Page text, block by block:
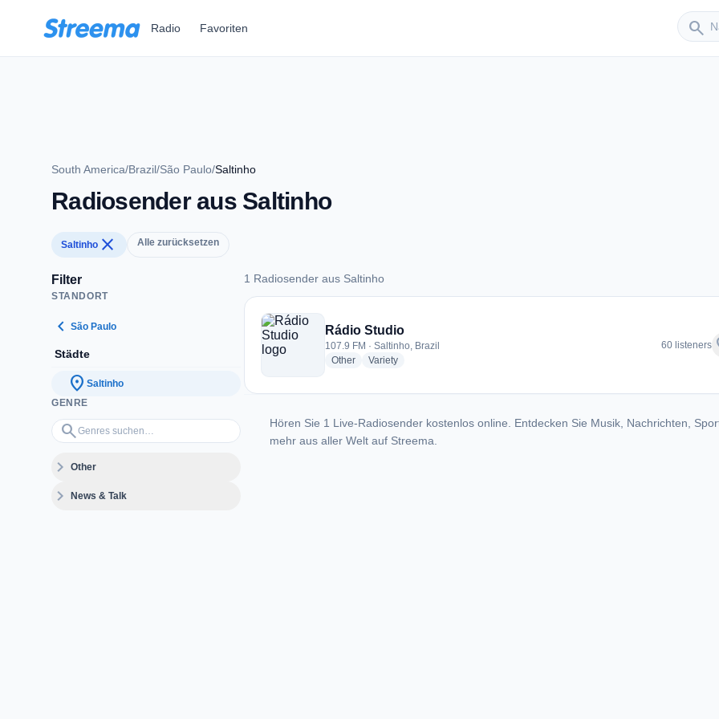
Radio Favoriten search
Sender
South America/Brazil/São Paulo/Saltinho
Radiosender aus Saltinho
Saltinho close Alle zurücksetzen
Filter
STANDORT
chevron_left São Paulo
Städte
location_on Saltinho
GENRE
search
Genres suchen…
expand_moreOther
expand_moreNews & Talk
1 Radiosender aus Saltinho
1 Radiosender aus Saltinho
Rádio Studio
107.9 FM · Saltinho, Brazil
Otherradio stations
Varietyradio stations
60 listeners
Hören Sie 1 Live-Radiosender kostenlos online. Entdecken Sie Musik, Nachrichten,
mehr aus aller Welt auf Streema.